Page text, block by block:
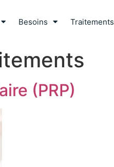
Besoins Traitements
(PRP)